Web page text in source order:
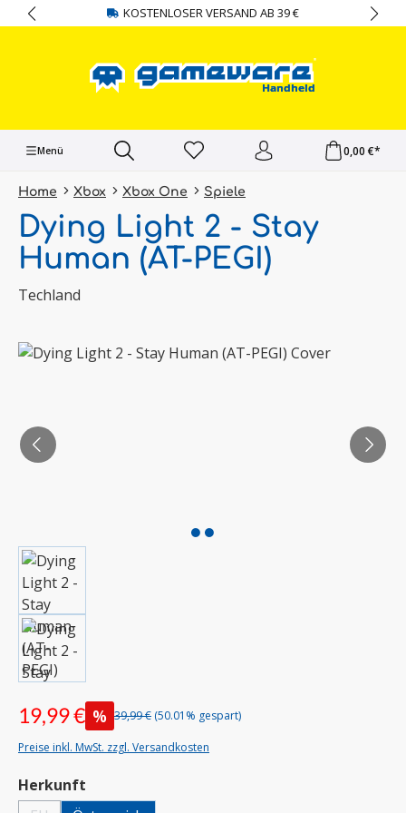
springen KOSTENLOSER VERSAND AB 39 €
Menü 0,00 €*
Home Xbox Xbox One Spiele
Dying Light 2 - Stay
Human (AT-PEGI)
Techland
Bildergalerie überspringen
19,99 € % 39,99 € (50.01% gespart)
Preise inkl. MwSt. zzgl. Versandkosten
Herkunft